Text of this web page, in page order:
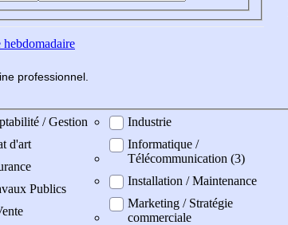
professionnel
/ Gestion
d'art
Publics
Industrie
Informatique /
Télécommunication (3)
Installation / Maintenance
Marketing / Stratégie
commerciale